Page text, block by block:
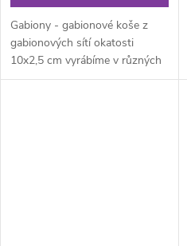
Gabiony - gabionové koše z
gabionových sítí okatosti
10x2,5 cm vyrábíme v různých
velikostech podle